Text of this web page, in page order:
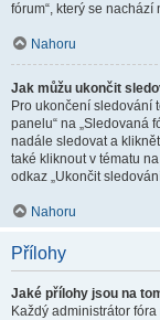
fórum“, který se nachází
Nahoru
Jak můžu ukončit
Pro ukončení sledování
panelu“ na „Sledovaná
nadále sledovat a
také kliknout v tématu
odkaz „Ukončit
Nahoru
Přílohy
Jaké přílohy jsou na
Každý administrátor